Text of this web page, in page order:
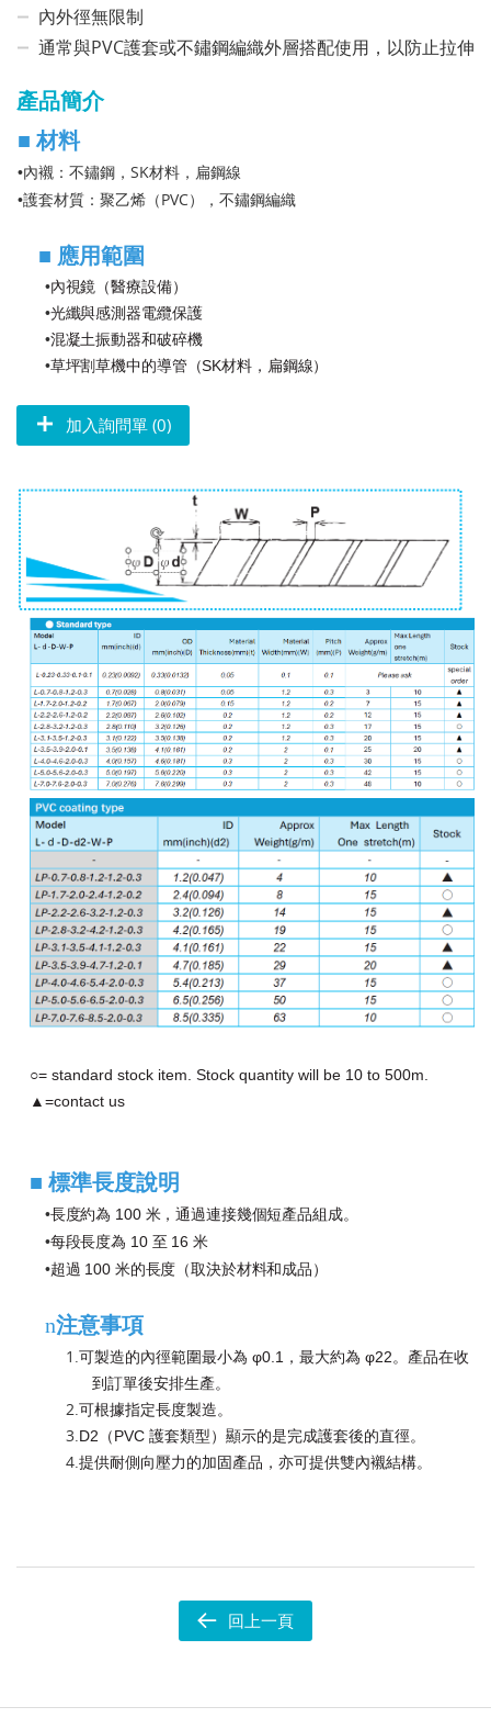
內外徑無限制
通常與PVC護套或不鏽鋼編織外層搭配使用，以防止拉伸
產品簡介
■材料
•內襯：不鏽鋼，SK材料，扁鋼線
•護套材質：聚乙烯（PVC），不鏽鋼編織
■ 應用範圍
•內視鏡（醫療設備）
•光纖與感測器電纜保護
•混凝土振動器和破碎機
•草坪割草機中的導管（SK材料，扁鋼線）
加入詢問單 (0)
○= standard stock item. Stock quantity will be 10 to 500m.
▲ =contact us
■ 標準長度說明
•長度約為 100 米，通過連接幾個短產品組成。
•每段長度為 10 至 16 米
•超過 100 米的長度（取決於材料和成品）
n注意事項
1.可製造的內徑範圍最小為 φ0.1，最大約為 φ22。產品在收
到訂單後安排生產。
2.可根據指定長度製造。
3.D2（PVC 護套類型）顯示的是完成護套後的直徑。
4.提供耐側向壓力的加固產品，亦可提供雙內襯結構。
回上一頁